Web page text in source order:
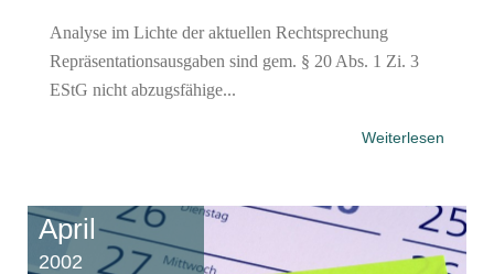
Analyse im Lichte der aktuellen Rechtsprechung
Repräsentationsausgaben sind gem. § 20 Abs. 1 Zi. 3
EStG nicht abzugsfähige...
Weiterlesen
April
2002